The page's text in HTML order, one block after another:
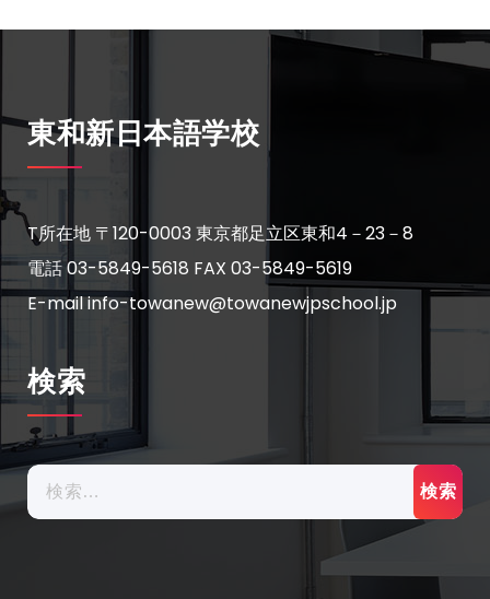
東和新日本語学校
T所在地 〒120-0003 東京都足立区東和4－23－8
電話 03-5849-5618 FAX 03-5849-5619
E-mail info-towanew@towanewjpschool.jp
検索
検
索: